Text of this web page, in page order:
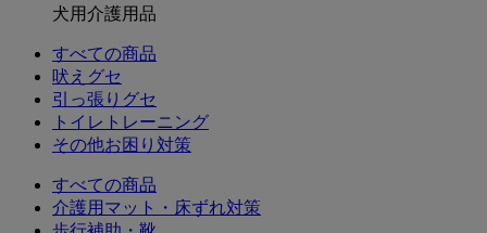
犬用介護用品
すべての商品
吠えグセ
引っ張りグセ
トイレトレーニング
その他お困り対策
すべての商品
介護用マット・床ずれ対策